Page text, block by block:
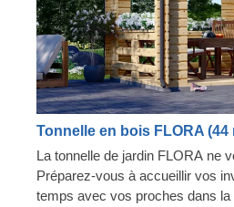
Tonnelle en bois FLORA (44
La tonnelle de jardin FLORA ne
Préparez-vous à accueillir vos
temps avec vos proches dans la